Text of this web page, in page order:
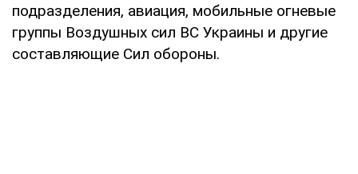
подразделения, авиация, мобильные огневые
группы Воздушных сил ВС Украины и другие
составляющие Сил обороны.